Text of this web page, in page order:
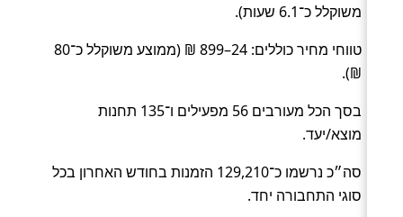
משוקלל כ־6.1 שעות).
טווחי מחיר כוללים: 24–899 ₪ (ממוצע משוקלל כ־80
₪).
בסך הכל מעורבים 56 מפעילים ו־135 תחנות
מוצא/יעד.
סה״כ נרשמו כ־129,210 הזמנות בחודש האחרון בכל
סוגי התחבורה יחד.